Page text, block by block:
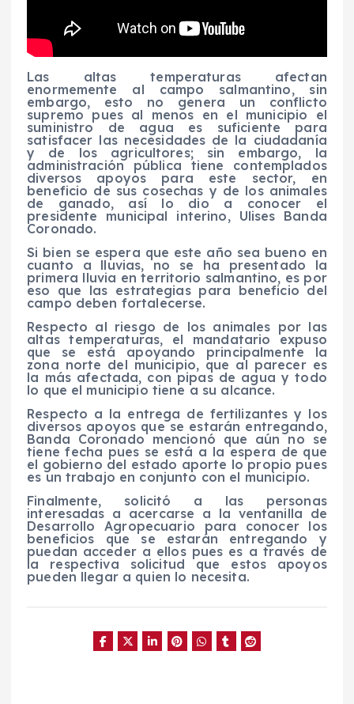
Las altas temperaturas afectan
enormemente al campo salmantino, sin
embargo, esto no genera un conflicto
supremo pues al menos en el municipio el
suministro de agua es suficiente para
satisfacer las necesidades de la ciudadanía
y de los agricultores; sin embargo, la
administración pública tiene contemplados
diversos apoyos para este sector, en
beneficio de sus cosechas y de los animales
de ganado, así lo dio a conocer el
presidente municipal interino, Ulises Banda
Coronado.
Si bien se espera que este año sea bueno en
cuanto a lluvias, no se ha presentado la
primera lluvia en territorio salmantino, es por
eso que las estrategias para beneficio del
campo deben fortalecerse.
Respecto al riesgo de los animales por las
altas temperaturas, el mandatario expuso
que se está apoyando principalmente la
zona norte del municipio, que al parecer es
la más afectada, con pipas de agua y todo
lo que el municipio tiene a su alcance.
Respecto a la entrega de fertilizantes y los
diversos apoyos que se estarán entregando,
Banda Coronado mencionó que aún no se
tiene fecha pues se está a la espera de que
el gobierno del estado aporte lo propio pues
es un trabajo en conjunto con el municipio.
Finalmente, solicitó a las personas
interesadas a acercarse a la ventanilla de
Desarrollo Agropecuario para conocer los
beneficios que se estarán entregando y
puedan acceder a ellos pues es a través de
la respectiva solicitud que estos apoyos
pueden llegar a quien lo necesita.